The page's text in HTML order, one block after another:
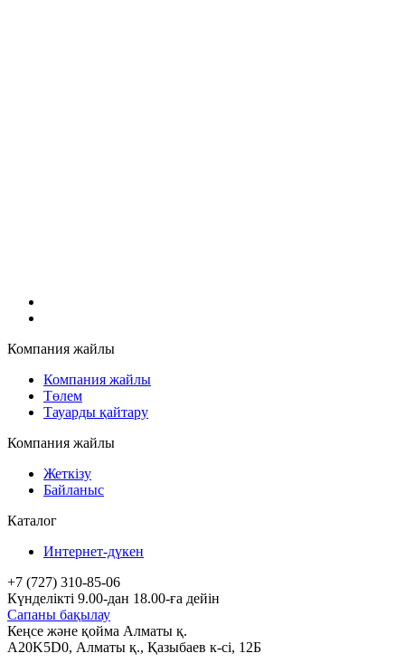
Компания жайлы
Компания жайлы
Төлем
Тауарды қайтару
Компания жайлы
Жеткізу
Байланыс
Каталог
Интернет-дүкен
+7 (727) 310-85-06
Күнделікті 9.00-дан 18.00-ға дейін
Сапаны бақылау
Кеңсе және қойма Алматы қ.
A20K5D0, Алматы қ., Қазыбаев к-сі, 12Б